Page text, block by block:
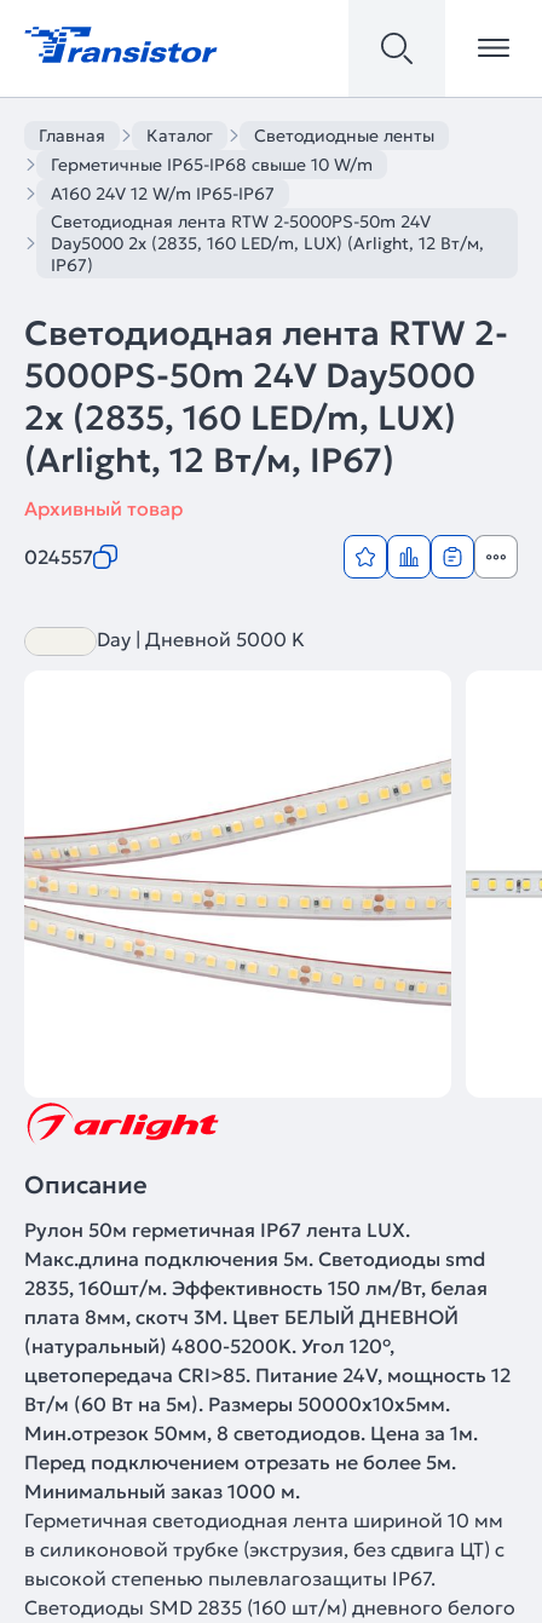
Главная Каталог
Светодиодные ленты
Герметичные IP65-IP68 свыше 10 W/m
A160 24V 12 W/m IP65-IP67
Светодиодная лента RTW 2-5000PS-50m 24V
Day5000 2x (2835, 160 LED/m, LUX) (Arlight, 12 Вт/м,
IP67)
Светодиодная лента RTW 2-
5000PS-50m 24V Day5000
2x (2835, 160 LED/m, LUX)
(Arlight, 12 Вт/м, IP67)
Архивный товар
024557
Day | Дневной 5000 K
Описание
Рулон 50м герметичная IP67 лента LUX.
Макс.длина подключения 5м. Светодиоды smd
2835, 160шт/м. Эффективность 150 лм/Вт, белая
плата 8мм, скотч 3М. Цвет БЕЛЫЙ ДНЕВНОЙ
(натуральный) 4800-5200K. Угол 120°,
цветопередача CRI>85. Питание 24V, мощность 12
Вт/м (60 Вт на 5м). Размеры 50000х10х5мм.
Мин.отрезок 50мм, 8 светодиодов. Цена за 1м.
Перед подключением отрезать не более 5м.
Минимальный заказ 1000 м.
Герметичная светодиодная лента шириной 10 мм
в силиконовой трубке (экструзия, без сдвига ЦТ) с
высокой степенью пылевлагозащиты IP67.
Светодиоды SMD 2835 (160 шт/м) дневного белого